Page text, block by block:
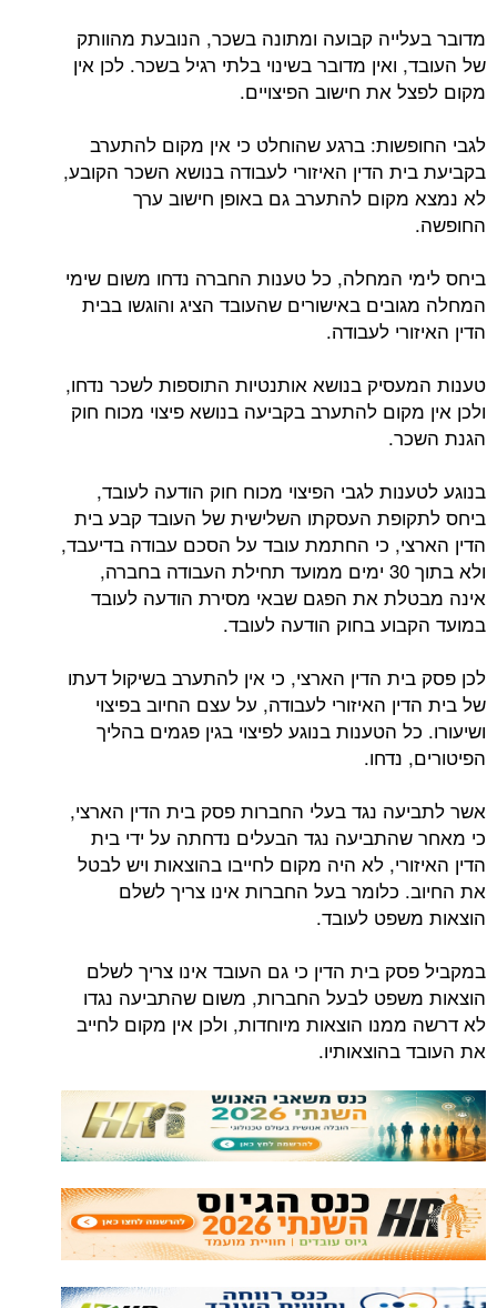
מדובר בעלייה קבועה ומתונה בשכר, הנובעת מהוותק
של העובד, ואין מדובר בשינוי בלתי רגיל בשכר. לכן אין
מקום לפצל את חישוב הפיצויים.
לגבי החופשות: ברגע שהוחלט כי אין מקום להתערב
בקביעת בית הדין האיזורי לעבודה בנושא השכר הקובע,
לא נמצא מקום להתערב גם באופן חישוב ערך
החופשה.
ביחס לימי המחלה, כל טענות החברה נדחו משום שימי
המחלה מגובים באישורים שהעובד הציג והוגשו בבית
הדין האיזורי לעבודה.
טענות המעסיק בנושא אותנטיות התוספות לשכר נדחו,
ולכן אין מקום להתערב בקביעה בנושא פיצוי מכוח חוק
הגנת השכר.
בנוגע לטענות לגבי הפיצוי מכוח חוק הודעה לעובד,
ביחס לתקופת העסקתו השלישית של העובד קבע בית
הדין הארצי, כי החתמת עובד על הסכם עבודה בדיעבד,
ולא בתוך 30 ימים ממועד תחילת העבודה בחברה,
אינה מבטלת את הפגם שבאי מסירת הודעה לעובד
במועד הקבוע בחוק הודעה לעובד.
לכן פסק בית הדין הארצי, כי אין להתערב בשיקול דעתו
של בית הדין האיזורי לעבודה, על עצם החיוב בפיצוי
ושיעורו. כל הטענות בנוגע לפיצוי בגין פגמים בהליך
הפיטורים, נדחו.
אשר לתביעה נגד בעלי החברות פסק בית הדין הארצי,
כי מאחר שהתביעה נגד הבעלים נדחתה על ידי בית
הדין האיזורי, לא היה מקום לחייבו בהוצאות ויש לבטל
את החיוב. כלומר בעל החברות אינו צריך לשלם
הוצאות משפט לעובד.
במקביל פסק בית הדין כי גם העובד אינו צריך לשלם
הוצאות משפט לבעל החברות, משום שהתביעה נגדו
לא דרשה ממנו הוצאות מיוחדות, ולכן אין מקום לחייב
את העובד בהוצאותיו.